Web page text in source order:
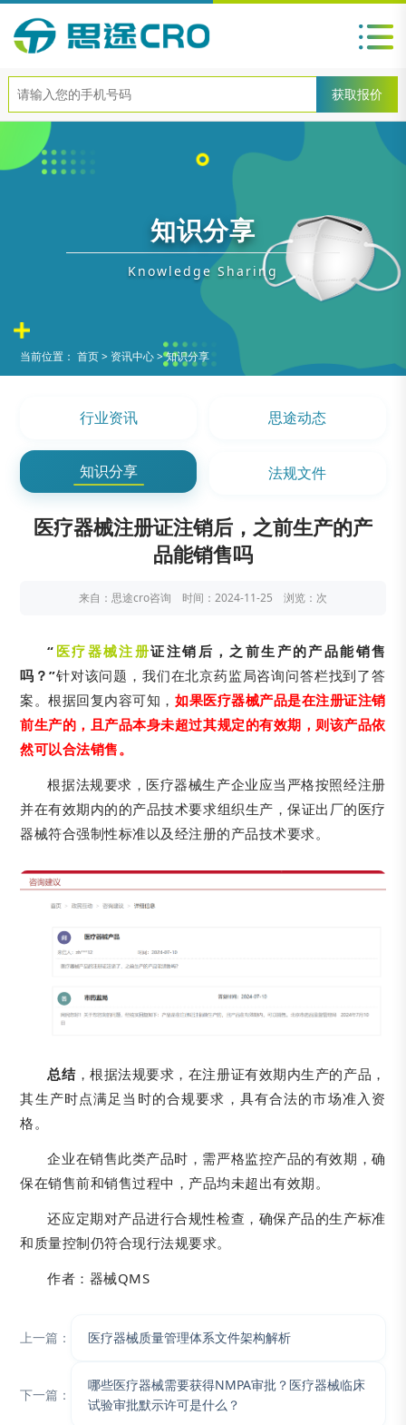
知识分享
Knowledge Sharing
当前位置：首页> 资讯中心>知识分享
行业资讯 思途动态
知识分享 法规文件
医疗器械注册证注销后，之前生产的产
品能销售吗
来自：思途cro咨询 时间：2024-11-25 浏览： 次
“ 医疗器械注册证注销后，之前生产的产品能销售
吗？”针对该问题，我们在北京药监局咨询问答栏找到了答
案。根据回复内容可知， 如果医疗器械产品是在注册证注销
前生产的，且产品本身未超过其规定的有效期，则该产品依
然可以合法销售。
根据法规要求，医疗器械生产企业应当严格按照经注册
并在有效期内的的产品技术要求组织生产，保证出厂的医疗
器械符合强制性标准以及经注册的产品技术要求。
总结，根据法规要求，在注册证有效期内生产的产品，
其生产时点满足当时的合规要求，具有合法的市场准入资
格。
企业在销售此类产品时，需严格监控产品的有效期，确
保在销售前和销售过程中，产品均未超出有效期。
还应定期对产品进行合规性检查，确保产品的生产标准
和质量控制仍符合现行法规要求。
作者：器械QMS
上一篇： 医疗器械质量管理体系文件架构解析
下一篇：
哪些医疗器械需要获得NMPA审批？医疗器械临床
试验审批默示许可是什么？